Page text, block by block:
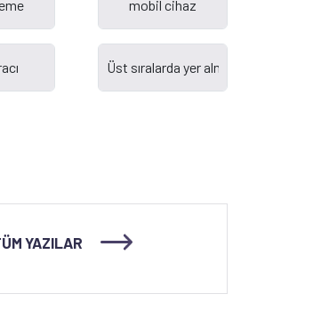
YAZILAR